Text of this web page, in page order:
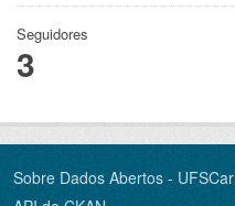
Seguidores
3
Sobre Dados Abertos - UFSCar